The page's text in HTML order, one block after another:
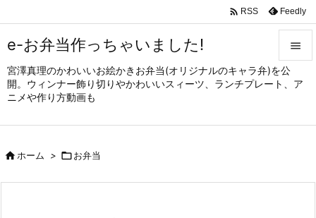
e-お弁当作っちゃいました!
宮澤真理のかわいいお絵かきお弁当(オリジナルのキャラ弁)を公
開。ウィンナー飾り切りやかわいいスィーツ、ランチプレート、ア
ニメや作り方動画も


メニュ
サイド

 RSS Feedly
ホーム > お弁当